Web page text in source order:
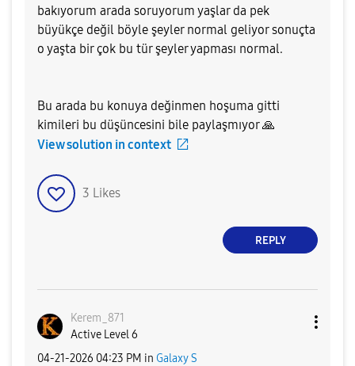
bakıyorum arada soruyorum yaşlar da pek
büyükçe değil böyle şeyler normal geliyor sonuçta
o yaşta bir çok bu tür şeyler yapması normal.
Bu arada bu konuya değinmen hoşuma gitti
kimileri bu düşüncesini bile paylaşmıyor🙏
View solution in context
3 Likes
REPLY
Kerem_871
Active Level 6
‎04-21-2026 04:23 PM in Galaxy S